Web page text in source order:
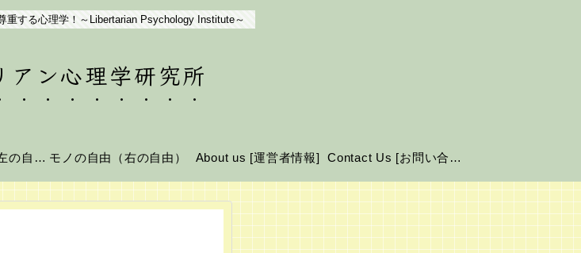
重する心理学！～Libertarian Psychology Institute～
アン心理学研究所
ココロの自由（左の自由） モノの自由（右の自由） About us [運営者情報] Contact Us [お問い合わせ]